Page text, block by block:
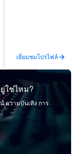
offsites. Whether
think like a Silicon
world's fastest-
or walk away with a
innovation playbook,
the Valley. Ideal for
เยี่ยมชมโปรไฟล์
ใช่ไหม?
ความบันเทิง การ